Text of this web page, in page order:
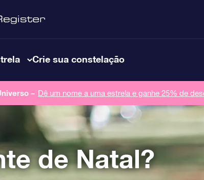
Crie sua constelação
– Dê um nome a uma estrela e ganhe 25% de
de Natal?